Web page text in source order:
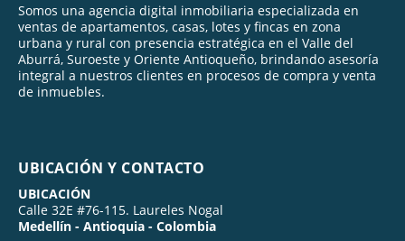
Somos una agencia digital inmobiliaria especializada en
ventas de apartamentos, casas, lotes y fincas en zona
urbana y rural con presencia estratégica en el Valle del
Aburrá, Suroeste y Oriente Antioqueño, brindando asesoría
integral a nuestros clientes en procesos de compra y venta
de inmuebles.
UBICACIÓN Y CONTACTO
UBICACIÓN
Calle 32E #76-115. Laureles Nogal
Medellín - Antioquia - Colombia